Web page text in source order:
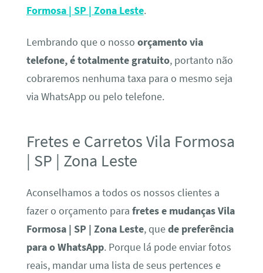
Formosa | SP | Zona Leste.
Lembrando que o nosso orçamento via
telefone, é totalmente gratuito, portanto não
cobraremos nenhuma taxa para o mesmo seja
via WhatsApp ou pelo telefone.
Fretes e Carretos Vila Formosa
| SP | Zona Leste
Aconselhamos a todos os nossos clientes a
fazer o orçamento para fretes e mudanças Vila
Formosa | SP | Zona Leste, quede preferência
para o WhatsApp. Porque lá pode enviar fotos
reais, mandar uma lista de seus pertences e